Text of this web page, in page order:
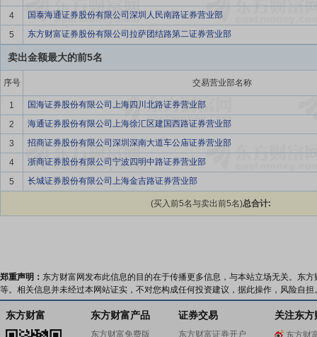
4
国泰海通证券股份有限公司深圳人民南路证券营业部
5
东方财富证券股份有限公司拉萨团结路第二证券营业部
卖出金额最大的前5名
序号 交易营业部名称
1
国海证券股份有限公司上海四川北路证券营业部
2
海通证券股份有限公司上海徐汇区建国西路证券营业部
3
招商证券股份有限公司深圳深南大道车公庙证券营业部
4
浙商证券股份有限公司宁波四明中路证券营业部
5
长城证券股份有限公司上海金吉路证券营业部
(买入前5名与卖出前5名)总合计:
郑重声明： 东方财富网发布此信息的目的在于传播更多信息，与本站立场无关。东
等。相关信息并未经过本网站证实，不对您构成任何投资建议，据此操作，风险自担